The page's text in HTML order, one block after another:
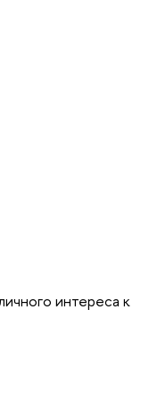
интереса к